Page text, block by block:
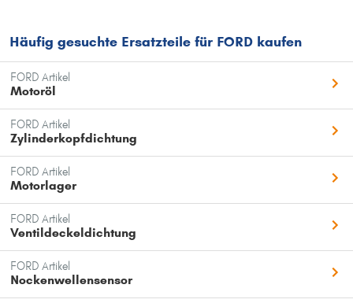
Häufig gesuchte Ersatzteile für FORD kaufen
FORD Artikel
Motoröl
FORD Artikel
Zylinderkopfdichtung
FORD Artikel
Motorlager
FORD Artikel
Ventildeckeldichtung
FORD Artikel
Nockenwellensensor